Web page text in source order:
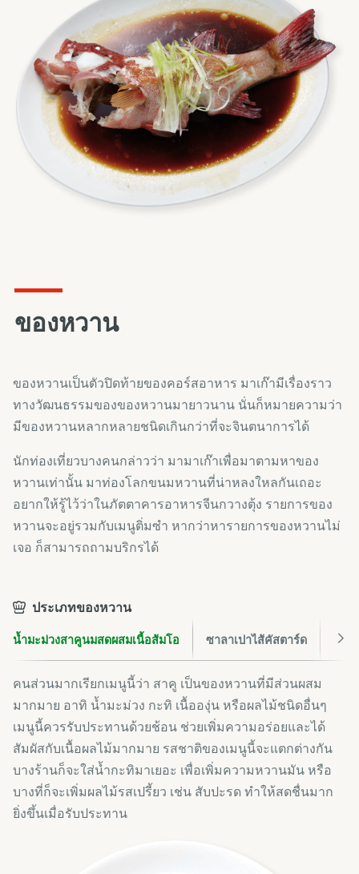
ของหวาน
ของหวานเป็นตัวปิดท้ายของคอร์สอาหาร มาเก๊ามีเรื่องราว
ทางวัฒนธรรมของของหวานมายาวนาน นั่นก็หมายความว่า
มีของหวานหลากหลายชนิดเกินกว่าที่จะจินตนาการได้
นักท่องเที่ยวบางคนกล่าวว่า มามาเก๊าเพื่อมาตามหาของ
หวานเท่านั้น มาท่องโลกขนมหวานที่น่าหลงใหลกันเถอะ
อยากให้รู้ไว้ว่าในภัตตาคารอาหารจีนกวางตุ้ง รายการของ
หวานจะอยู่รวมกับเมนูติ่มซำ หากว่าหารายการของหวานไม่
เจอ ก็สามารถถามบริกรได้
ประเภทของหวาน
น้ำมะม่วงสาคูนมสดผสมเนื้อส้มโอ ซาลาเปาไส้คัสตาร์ด เค้
คนส่วนมากเรียกเมนูนี้ว่า สาคู เป็นของหวานที่มีส่วนผสม
มากมาย อาทิ น้ำมะม่วง กะทิ เนื้อองุ่น หรือผลไม้ชนิดอื่นๆ
เมนูนี้ควรรับประทานด้วยช้อน ช่วยเพิ่มความอร่อยและได้
สัมผัสกับเนื้อผลไม้มากมาย รสชาติของเมนูนี้จะแตกต่างกัน
บางร้านก็จะใส่น้ำกะทิมาเยอะ เพื่อเพิ่มความหวานมัน หรือ
บางที่ก็จะเพิ่มผลไม้รสเปรี้ยว เช่น สับปะรด ทำให้สดชื่นมาก
ยิ่งขึ้นเมื่อรับประทาน